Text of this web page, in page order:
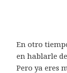
En otro
en hablarle
Pero ya eres